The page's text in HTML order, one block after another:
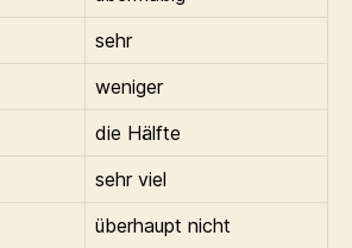
sehr
weniger
die Hälfte
sehr viel
überhaupt nicht